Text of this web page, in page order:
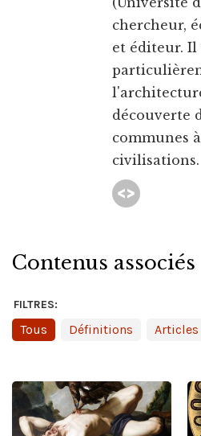
chercheur,
et éditeur. Il
découverte
communes
civilisations.
Contenus associés
FILTRES:
Tous Définitions Articles